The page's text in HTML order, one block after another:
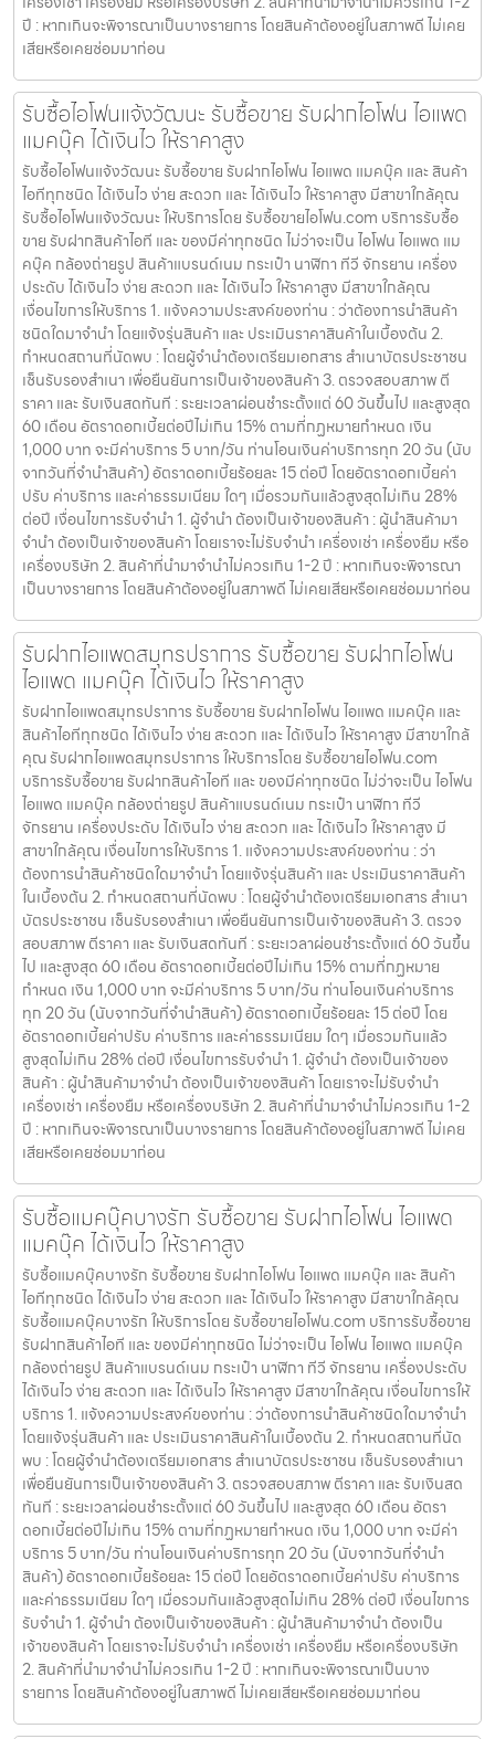
ปี : หากเกินจะพิจารณาเป็นบางรายการ โดยสินค้าต้องอยู่ในสภาพดี ไม่เคย
เสียหรือเคยซ่อมมาก่อน
รับซื้อไอโฟนแจ้งวัฒนะ รับซื้อขาย รับฝากไอโฟน ไอแพด
แมคบุ๊ค ได้เงินไว ให้ราคาสูง
รับซื้อไอโฟนแจ้งวัฒนะ รับซื้อขาย รับฝากไอโฟน ไอแพด แมคบุ๊ค และ สินค้า
ไอทีทุกชนิด ได้เงินไว ง่าย สะดวก และ ได้เงินไว ให้ราคาสูง มีสาขาใกล้คุณ
รับซื้อไอโฟนแจ้งวัฒนะ ให้บริการโดย รับซื้อขายไอโฟน.com บริการรับซื้อ
ขาย รับฝากสินค้าไอที และ ของมีค่าทุกชนิด ไม่ว่าจะเป็น ไอโฟน ไอแพด แม
คบุ๊ค กล้องถ่ายรูป สินค้าแบรนด์เนม กระเป๋า นาฬิกา ทีวี จักรยาน เครื่อง
ประดับ ได้เงินไว ง่าย สะดวก และ ได้เงินไว ให้ราคาสูง มีสาขาใกล้คุณ
เงื่อนไขการให้บริการ 1. แจ้งความประสงค์ของท่าน : ว่าต้องการนำสินค้า
ชนิดใดมาจำนำ โดยแจ้งรุ่นสินค้า และ ประเมินราคาสินค้าในเบื้องต้น 2.
กำหนดสถานที่นัดพบ : โดยผู้จำนำต้องเตรียมเอกสาร สำเนาบัตรประชาชน
เซ็นรับรองสำเนา เพื่อยืนยันการเป็นเจ้าของสินค้า 3. ตรวจสอบสภาพ ตี
ราคา และ รับเงินสดทันที : ระยะเวลาผ่อนชำระตั้งแต่ 60 วันขึ้นไป และสูงสุด
60 เดือน อัตราดอกเบี้ยต่อปีไม่เกิน 15% ตามที่กฏหมายกำหนด เงิน
1,000 บาท จะมีค่าบริการ 5 บาท/วัน ท่านโอนเงินค่าบริการทุก 20 วัน (นับ
จากวันที่จำนำสินค้า) อัตราดอกเบี้ยร้อยละ 15 ต่อปี โดยอัตราดอกเบี้ยค่า
ปรับ ค่าบริการ และค่าธรรมเนียม ใดๆ เมื่อรวมกันแล้วสูงสุดไม่เกิน 28%
ต่อปี เงื่อนไขการรับจำนำ 1. ผู้จำนำ ต้องเป็นเจ้าของสินค้า : ผู้นำสินค้ามา
จำนำ ต้องเป็นเจ้าของสินค้า โดยเราจะไม่รับจำนำ เครื่องเช่า เครื่องยืม หรือ
เครื่องบริษัท 2. สินค้าที่นำมาจำนำไม่ควรเกิน 1-2 ปี : หากเกินจะพิจารณา
เป็นบางรายการ โดยสินค้าต้องอยู่ในสภาพดี ไม่เคยเสียหรือเคยซ่อมมาก่อน
รับฝากไอแพดสมุทรปราการ รับซื้อขาย รับฝากไอโฟน
ไอแพด แมคบุ๊ค ได้เงินไว ให้ราคาสูง
รับฝากไอแพดสมุทรปราการ รับซื้อขาย รับฝากไอโฟน ไอแพด แมคบุ๊ค และ
สินค้าไอทีทุกชนิด ได้เงินไว ง่าย สะดวก และ ได้เงินไว ให้ราคาสูง มีสาขาใกล้
คุณ รับฝากไอแพดสมุทรปราการ ให้บริการโดย รับซื้อขายไอโฟน.com
บริการรับซื้อขาย รับฝากสินค้าไอที และ ของมีค่าทุกชนิด ไม่ว่าจะเป็น ไอโฟน
ไอแพด แมคบุ๊ค กล้องถ่ายรูป สินค้าแบรนด์เนม กระเป๋า นาฬิกา ทีวี
จักรยาน เครื่องประดับ ได้เงินไว ง่าย สะดวก และ ได้เงินไว ให้ราคาสูง มี
สาขาใกล้คุณ เงื่อนไขการให้บริการ 1. แจ้งความประสงค์ของท่าน : ว่า
ต้องการนำสินค้าชนิดใดมาจำนำ โดยแจ้งรุ่นสินค้า และ ประเมินราคาสินค้า
ในเบื้องต้น 2. กำหนดสถานที่นัดพบ : โดยผู้จำนำต้องเตรียมเอกสาร สำเนา
บัตรประชาชน เซ็นรับรองสำเนา เพื่อยืนยันการเป็นเจ้าของสินค้า 3. ตรวจ
สอบสภาพ ตีราคา และ รับเงินสดทันที : ระยะเวลาผ่อนชำระตั้งแต่ 60 วันขึ้น
ไป และสูงสุด 60 เดือน อัตราดอกเบี้ยต่อปีไม่เกิน 15% ตามที่กฏหมาย
กำหนด เงิน 1,000 บาท จะมีค่าบริการ 5 บาท/วัน ท่านโอนเงินค่าบริการ
ทุก 20 วัน (นับจากวันที่จำนำสินค้า) อัตราดอกเบี้ยร้อยละ 15 ต่อปี โดย
อัตราดอกเบี้ยค่าปรับ ค่าบริการ และค่าธรรมเนียม ใดๆ เมื่อรวมกันแล้ว
สูงสุดไม่เกิน 28% ต่อปี เงื่อนไขการรับจำนำ 1. ผู้จำนำ ต้องเป็นเจ้าของ
สินค้า : ผู้นำสินค้ามาจำนำ ต้องเป็นเจ้าของสินค้า โดยเราจะไม่รับจำนำ
เครื่องเช่า เครื่องยืม หรือเครื่องบริษัท 2. สินค้าที่นำมาจำนำไม่ควรเกิน 1-2
ปี : หากเกินจะพิจารณาเป็นบางรายการ โดยสินค้าต้องอยู่ในสภาพดี ไม่เคย
เสียหรือเคยซ่อมมาก่อน
รับซื้อแมคบุ๊คบางรัก รับซื้อขาย รับฝากไอโฟน ไอแพด
แมคบุ๊ค ได้เงินไว ให้ราคาสูง
รับซื้อแมคบุ๊คบางรัก รับซื้อขาย รับฝากไอโฟน ไอแพด แมคบุ๊ค และ สินค้า
ไอทีทุกชนิด ได้เงินไว ง่าย สะดวก และ ได้เงินไว ให้ราคาสูง มีสาขาใกล้คุณ
รับซื้อแมคบุ๊คบางรัก ให้บริการโดย รับซื้อขายไอโฟน.com บริการรับซื้อขาย
รับฝากสินค้าไอที และ ของมีค่าทุกชนิด ไม่ว่าจะเป็น ไอโฟน ไอแพด แมคบุ๊ค
กล้องถ่ายรูป สินค้าแบรนด์เนม กระเป๋า นาฬิกา ทีวี จักรยาน เครื่องประดับ
ได้เงินไว ง่าย สะดวก และ ได้เงินไว ให้ราคาสูง มีสาขาใกล้คุณ เงื่อนไขการให้
บริการ 1. แจ้งความประสงค์ของท่าน : ว่าต้องการนำสินค้าชนิดใดมาจำนำ
โดยแจ้งรุ่นสินค้า และ ประเมินราคาสินค้าในเบื้องต้น 2. กำหนดสถานที่นัด
พบ : โดยผู้จำนำต้องเตรียมเอกสาร สำเนาบัตรประชาชน เซ็นรับรองสำเนา
เพื่อยืนยันการเป็นเจ้าของสินค้า 3. ตรวจสอบสภาพ ตีราคา และ รับเงินสด
ทันที : ระยะเวลาผ่อนชำระตั้งแต่ 60 วันขึ้นไป และสูงสุด 60 เดือน อัตรา
ดอกเบี้ยต่อปีไม่เกิน 15% ตามที่กฏหมายกำหนด เงิน 1,000 บาท จะมีค่า
บริการ 5 บาท/วัน ท่านโอนเงินค่าบริการทุก 20 วัน (นับจากวันที่จำนำ
สินค้า) อัตราดอกเบี้ยร้อยละ 15 ต่อปี โดยอัตราดอกเบี้ยค่าปรับ ค่าบริการ
และค่าธรรมเนียม ใดๆ เมื่อรวมกันแล้วสูงสุดไม่เกิน 28% ต่อปี เงื่อนไขการ
รับจำนำ 1. ผู้จำนำ ต้องเป็นเจ้าของสินค้า : ผู้นำสินค้ามาจำนำ ต้องเป็น
เจ้าของสินค้า โดยเราจะไม่รับจำนำ เครื่องเช่า เครื่องยืม หรือเครื่องบริษัท
2. สินค้าที่นำมาจำนำไม่ควรเกิน 1-2 ปี : หากเกินจะพิจารณาเป็นบาง
รายการ โดยสินค้าต้องอยู่ในสภาพดี ไม่เคยเสียหรือเคยซ่อมมาก่อน